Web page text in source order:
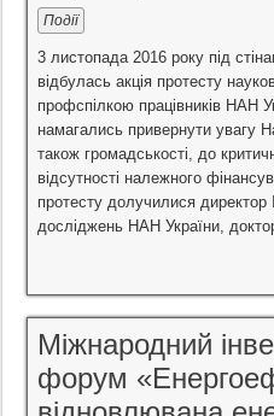
Події
3 листопада 2016 року під
відбулась акція протесту
профспілкою працівників НАН
намагались привернути увагу
також громадськості, до
відсутності належного
протесту долучилися директор
досліджень НАН України,
Міжнародний
форум